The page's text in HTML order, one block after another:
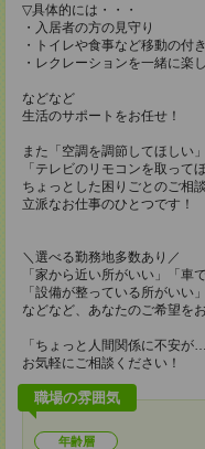
▽具体的には・・・
・入居者の方の見守り
・トイレや食事など移動の付
・レクレーションを一緒に楽
などなど
生活のサポートをお任せ！
また「空調を調節してほしい
「テレビのリモコンを取って
ちょっとした困りごとのご相
立派なお仕事のひとつです！
＼選べる勤務地多数あり／
「家から近い所がいい」「車
「設備が整っている所がいい
などなど、あなたのご希望を
「ちょっと人間関係に不安が
お気軽にご相談ください！
職場の雰囲気
年齢層